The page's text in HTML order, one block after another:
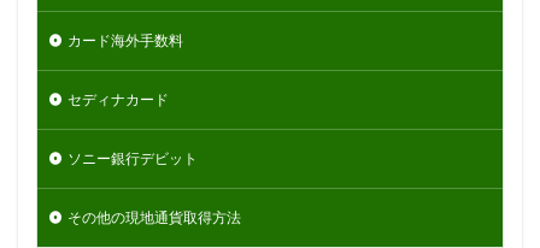
カード海外手数料
セディナカード
ソニー銀行デビット
その他の現地通貨取得方法